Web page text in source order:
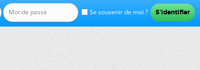
Se souvenir de moi ?